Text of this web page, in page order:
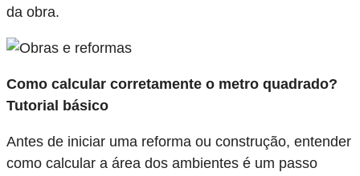
da obra.
Como calcular corretamente o metro quadrado?
Tutorial básico
Antes de iniciar uma reforma ou construção, entender
como calcular a área dos ambientes é um passo